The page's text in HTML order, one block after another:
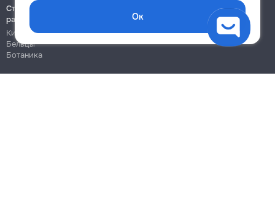
Ок
Строительно-монтажные
работы
Кишинёв
Бельцы
Ботаника